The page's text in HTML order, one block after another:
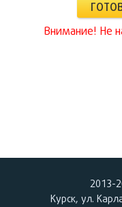
Внимание! Не
2013-
Курск, ул.